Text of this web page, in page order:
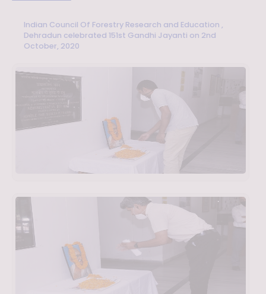
Indian Council Of Forestry Research and Education ,
Dehradun celebrated 151st Gandhi Jayanti on 2nd
October, 2020